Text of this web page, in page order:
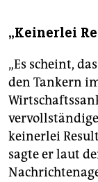
„Keinerlei
„Es scheint,
den Tankern
keinerlei
sagte er laut